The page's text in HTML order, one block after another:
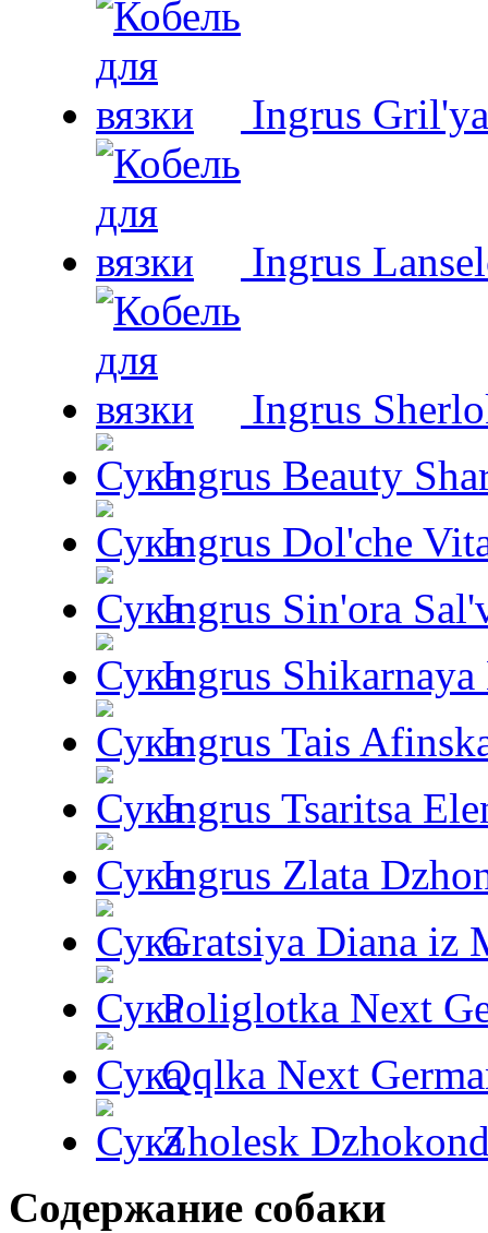
Ingrus
Ingrus
Ingrus
Ingrus Beauty
Ingrus Dol'che
Ingrus Sin'ora
Ingrus Shikarnaya
Ingrus Tais
Ingrus Tsaritsa
Ingrus Zlata
Gratsiya Diana iz
Poliglotka Next
Qqlka Next
Zholesk
Содержание собаки